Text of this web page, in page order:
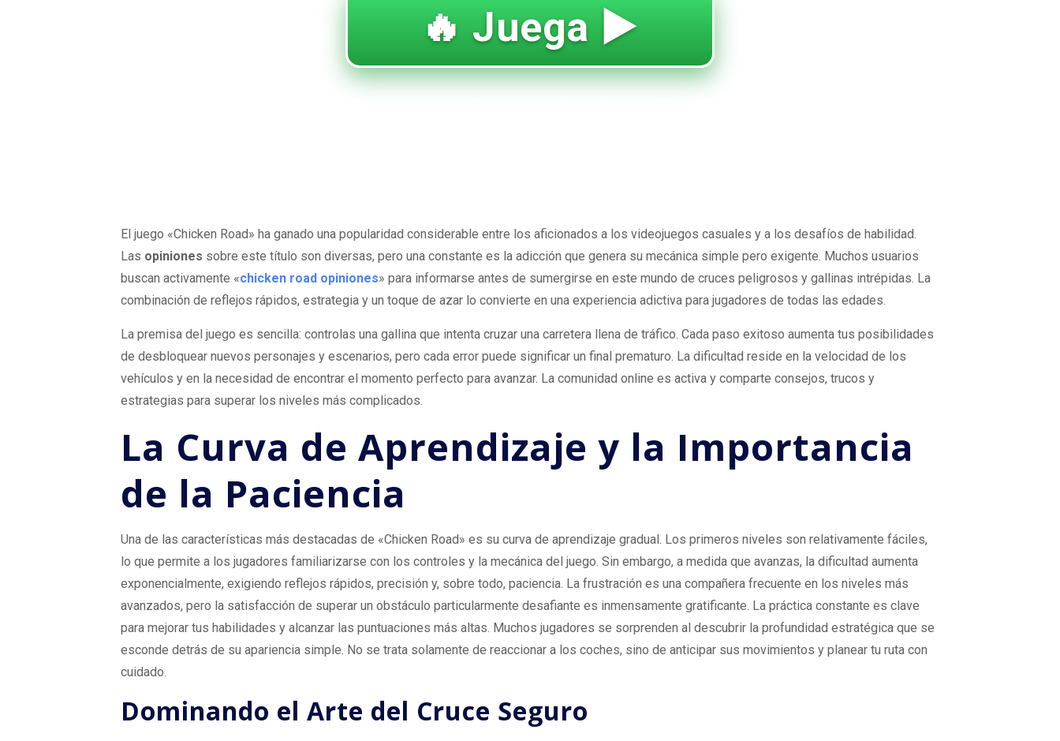
🔥 Juega ▶️
El juego «Chicken Road» ha ganado una popularidad considerable entre los aficionados a los videojuegos casuales y a los desafíos de habilidad.
Las opiniones sobre este título son diversas, pero una constante es la adicción que genera su mecánica simple pero exigente. Muchos usuarios
buscan activamente «chicken road opiniones» para informarse antes de sumergirse en este mundo de cruces peligrosos y gallinas intrépidas. La
combinación de reflejos rápidos, estrategia y un toque de azar lo convierte en una experiencia adictiva para jugadores de todas las edades.
La premisa del juego es sencilla: controlas una gallina que intenta cruzar una carretera llena de tráfico. Cada paso exitoso aumenta tus posibilidades
de desbloquear nuevos personajes y escenarios, pero cada error puede significar un final prematuro. La dificultad reside en la velocidad de los
vehículos y en la necesidad de encontrar el momento perfecto para avanzar. La comunidad online es activa y comparte consejos, trucos y
estrategias para superar los niveles más complicados.
La Curva de Aprendizaje y la Importancia
de la Paciencia
Una de las características más destacadas de «Chicken Road» es su curva de aprendizaje gradual. Los primeros niveles son relativamente fáciles,
lo que permite a los jugadores familiarizarse con los controles y la mecánica del juego. Sin embargo, a medida que avanzas, la dificultad aumenta
exponencialmente, exigiendo reflejos rápidos, precisión y, sobre todo, paciencia. La frustración es una compañera frecuente en los niveles más
avanzados, pero la satisfacción de superar un obstáculo particularmente desafiante es inmensamente gratificante. La práctica constante es clave
para mejorar tus habilidades y alcanzar las puntuaciones más altas. Muchos jugadores se sorprenden al descubrir la profundidad estratégica que se
esconde detrás de su apariencia simple. No se trata solamente de reaccionar a los coches, sino de anticipar sus movimientos y planear tu ruta con
cuidado.
Dominando el Arte del Cruce Seguro